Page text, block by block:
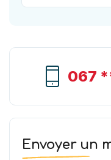
067
Envoyer un